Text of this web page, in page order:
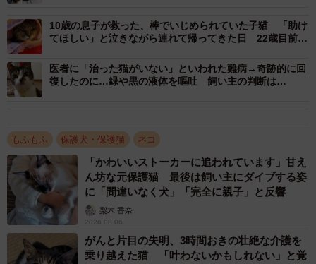
チ歩き、他猫と行動していた。
10歳の息子が救った、棒でいじめられていた子猫 「助け
てほしい」と泣きながら連れて帰ってきた日 22歳目前の
医者に「治った猫がいない」といわれた難病→奇跡的に回
復したのに…緑や黒の液体を嘔吐 飼い主の判断は…
もふもふ 保護犬・保護猫 ネコ
「かわいいストーカーに追われています」甘え
ん坊な元保護猫 最後は飼い主にダイブする姿
に「間違いなく犬」「完全に親子」と反響
梨木 香奈
2026.08.06
がんと片目の失明、3時間おきの壮絶な介護を
乗り越えた猫 「叶わないかもしれない」と覚